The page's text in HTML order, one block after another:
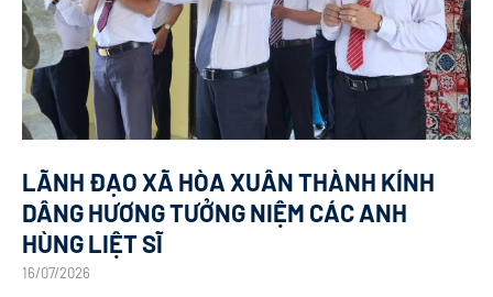
LÃNH ĐẠO XÃ HÒA XUÂN THÀNH KÍNH
DÂNG HƯƠNG TƯỞNG NIỆM CÁC ANH
HÙNG LIỆT SĨ
16/07/2026